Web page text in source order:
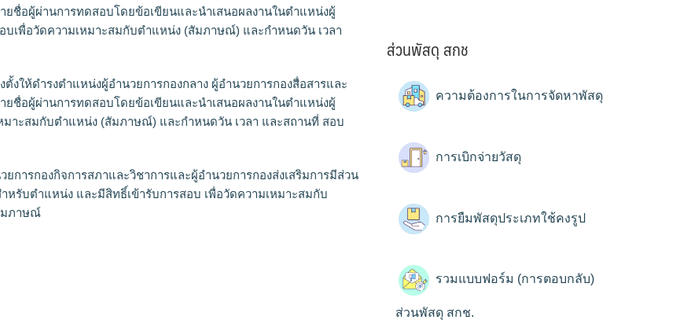
ยชื่อผู้ผ่านการทดสอบโดยข้อเขียนและนำเสนอผลงานในตำแหน่งผู้
บเพื่อวัดความเหมาะสมกับตำแหน่ง (สัมภาษณ์) และกำหนดวัน เวลา
ให้ดำรงตำแหน่งผู้อำนวยการกองกลาง ผู้อำนวยการกองสื่อสารและ
ยชื่อผู้ผ่านการทดสอบโดยข้อเขียนและนำเสนอผลงานในตำแหน่งผู้
มาะสมกับตำแหน่ง (สัมภาษณ์) และกำหนดวัน เวลา และสถานที่ สอบ
ารกองกิจการสภาและวิชาการและผู้อำนวยการกองส่งเสริมการมีส่วน
หรับตำแหน่ง และมีสิทธิ์เข้ารับการสอบ เพื่อวัดความเหมาะสมกับ
มภาษณ์
ส่วนพัสดุ สกช
ความต้องการในการจัดหาพัสดุ
การเบิกจ่ายวัสดุ
การยืมพัสดุประเภทใช้คงรูป
รวมแบบฟอร์ม (การตอบกลับ)
ส่วนพัสดุ สกช.